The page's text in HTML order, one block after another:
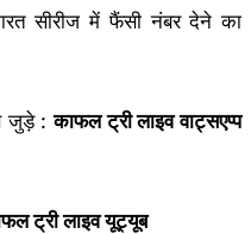
सीरीज में फैंसी नंबर देने का
जुड़े :काफल ट्री लाइव वाट्सएप्प
ट्री लाइव यूट्यूब